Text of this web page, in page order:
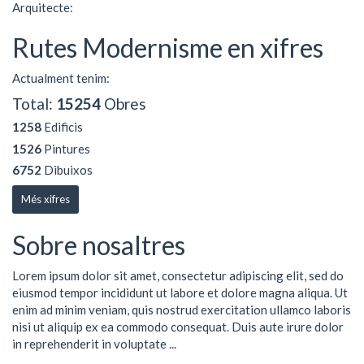
Arquitecte:
Rutes Modernisme en xifres
Actualment tenim:
Total: 15254 Obres
1258 Edificis
1526 Pintures
6752 Dibuixos
Més xifres
Sobre nosaltres
Lorem ipsum dolor sit amet, consectetur adipiscing elit, sed do
eiusmod tempor incididunt ut labore et dolore magna aliqua. Ut
enim ad minim veniam, quis nostrud exercitation ullamco laboris
nisi ut aliquip ex ea commodo consequat. Duis aute irure dolor
in reprehenderit in voluptate ...